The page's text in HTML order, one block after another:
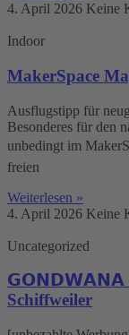
4. April 2026 Keine
Indoor
MakerSpace
Ausflugstipp für
Besonderes für den
unbedingt im
freien
Weiterlesen »
4. April 2026 Keine
Uncategorized
𝗚𝗢𝗡𝗗𝗪𝗔𝗡𝗔
Schiffweiler